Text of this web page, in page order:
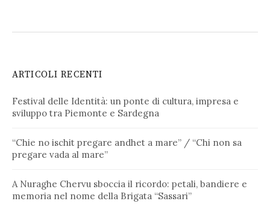
ARTICOLI RECENTI
Festival delle Identità: un ponte di cultura, impresa e
sviluppo tra Piemonte e Sardegna
“Chie no ischit pregare andhet a mare” / “Chi non sa
pregare vada al mare”
A Nuraghe Chervu sboccia il ricordo: petali, bandiere e
memoria nel nome della Brigata “Sassari”